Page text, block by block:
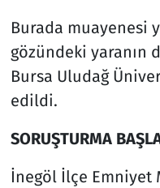
Burada muayenesi
gözündeki yaranın
Bursa Uludağ
edildi.
SORUŞTURMA
İnegöl İlçe Emniyet